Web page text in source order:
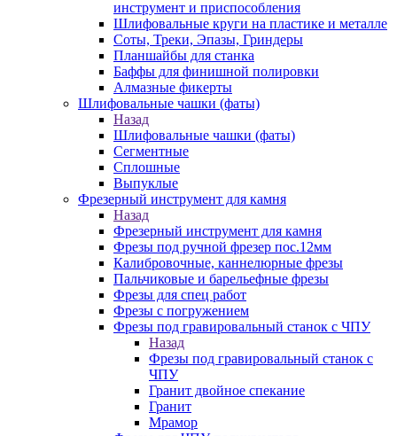
инструмент и приспособления
Шлифовальные круги на пластике и металле
Соты, Треки, Эпазы, Гриндеры
Планшайбы для станка
Баффы для финишной полировки
Алмазные фикерты
Шлифовальные чашки (фаты)
Назад
Шлифовальные чашки (фаты)
Сегментные
Сплошные
Выпуклые
Фрезерный инструмент для камня
Назад
Фрезерный инструмент для камня
Фрезы под ручной фрезер пос.12мм
Калибровочные, каннелюрные фрезы
Пальчиковые и барельефные фрезы
Фрезы для спец работ
Фрезы с погружением
Фрезы под гравировальный станок с ЧПУ
Назад
Фрезы под гравировальный станок с
ЧПУ
Гранит двойное спекание
Гранит
Мрамор